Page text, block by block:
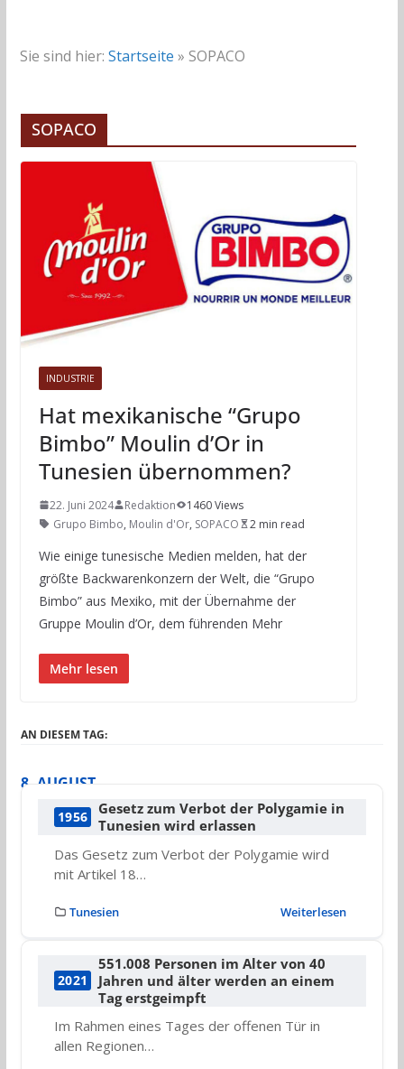
Sie sind hier: Startseite » SOPACO
SOPACO
INDUSTRIE
Hat mexikanische “Grupo
Bimbo” Moulin d’Or in
Tunesien übernommen?
22. Juni 2024 Redaktion
1460 Views
Grupo Bimbo, Moulin d'Or, SOPACO 2 min read
Wie einige tunesische Medien melden, hat der
größte Backwarenkonzern der Welt, die “Grupo
Bimbo” aus Mexiko, mit der Übernahme der
Gruppe Moulin d’Or, dem führenden Mehr
Mehr lesen
AN DIESEM TAG:
8. AUGUST
1956
Gesetz zum Verbot der Polygamie in
Tunesien wird erlassen
Das Gesetz zum Verbot der Polygamie wird
mit Artikel 18…
Tunesien Weiterlesen
2021
551.008 Personen im Alter von 40
Jahren und älter werden an einem
Tag erstgeimpft
Im Rahmen eines Tages der offenen Tür in
allen Regionen…